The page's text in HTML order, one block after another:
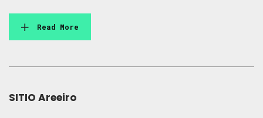
Read More
SITIO Areeiro